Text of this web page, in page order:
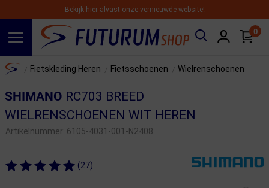
Bekijk hier alvast onze vernieuwde website!
0
Home Fietskleding Heren Fietsschoenen Wielrenschoenen
SHIMANO RC703 BREED
WIELRENSCHOENEN WIT HEREN
Artikelnummer: 6105-4031-001-N2408
(27)